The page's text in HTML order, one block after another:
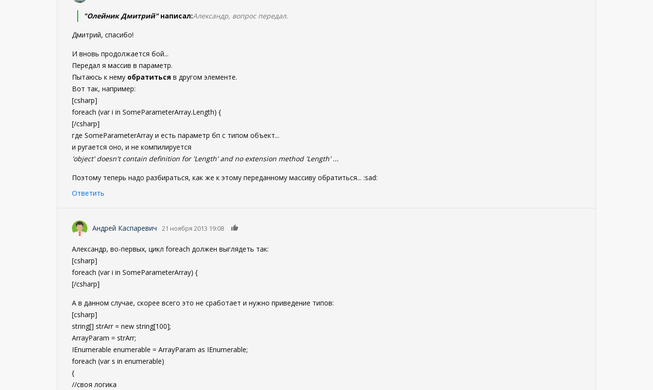
"Олейник Дмитрий"написал:Александр, вопрос передал.
Дмитрий, спасибо!
И вновь продолжается бой...
Передал я массив в параметр.
Пытаюсь к нему обратиться в другом элементе.
Вот так, например:
[csharp]
foreach (var i in SomeParameterArray.Length) {
[/csharp]
где SomeParameterArray и есть параметр бп с типом объект...
и ругается оно, и не компилируется
'object' doesn't contain definition for 'Length' and no extension method 'Length' ...
Поэтому теперь надо разбираться, как же к этому переданному массиву обратиться... :sad:
Ответить
Андрей Каспаревич 21 ноября 2013 19:08
Александр, во-первых, цикл foreach должен выглядеть так:
[csharp]
foreach (var i in SomeParameterArray) {
[/csharp]
А в данном случае, скорее всего это не сработает и нужно приведение типов:
[csharp]
string[] strArr = new string[100];
ArrayParam = strArr;
IEnumerable enumerable = ArrayParam as IEnumerable;
foreach (var s in enumerable)
{
//своя логика